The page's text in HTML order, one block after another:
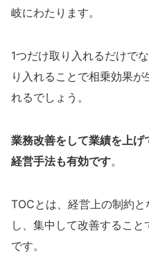
岐にわたります。
1つだけ取り入れるだけで
り入れることで相乗効果
れるでしょう。
業務改善をして業績を上げ
経営手法も有効です。
TOCとは、経営上の制約
し、集中して改善するこ
です。